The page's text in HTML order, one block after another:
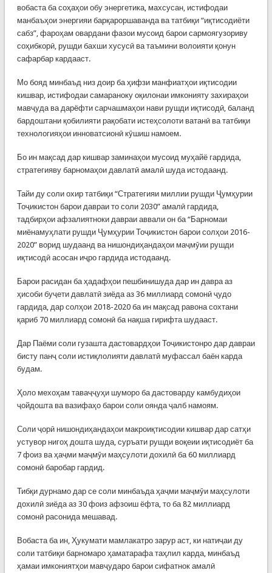
вобаста ба соҳаҳои обу энергетика, махсусан, истифодаи
манбаъҳои энергияи барқароршаванда ва татбиқи “иқтисодиёти
сабз”, фароҳам овардани фазои мусоид барои сармоягузориву
соҳибкорӣ, рушди бахши хусусӣ ва таъмини волоияти қонун
сафарбар кардааст.
Мо бояд минбаъд низ доир ба ҳифзи манфиатҳои иқтисодии
кишвар, истифодаи самараноку оқилонаи имконияту захираҳои
мавҷуда ва дарёфти сарчашмаҳои нави рушди иқтисодӣ, баланд
бардоштани қобилияти рақобати истеҳсолоти ватанӣ ва татбиқи
технологияҳои инноватсионӣ кӯшиш намоем.
Бо ин мақсад дар кишвар заминаҳои мусоид муҳайё гардида,
стратегияву барномаҳои давлатӣ амалӣ шуда истодаанд.
Тайи ду соли охир татбиқи “Стратегияи миллии рушди Ҷумҳурии
Тоҷикистон барои давраи то соли 2030” амалӣ гардида,
тадбирҳои афзалиятноки давраи аввали он ба “Барномаи
миёнамуҳлати рушди Ҷумҳурии Тоҷикистон барои солҳои 2016-
2020” ворид шудаанд ва нишондиҳандаҳои маҷмӯии рушди
иқтисодӣ асосан иҷро гардида истодаанд.
Барои расидан ба ҳадафҳои пешбинишуда дар ин давра аз
ҳисоби буҷети давлатӣ зиёда аз 36 миллиард сомонӣ ҷудо
гардида, дар солҳои 2018-2020 ба ин мақсад равона сохтани
қариб 70 миллиард сомонӣ ба нақша гирифта шудааст.
Дар Паёми соли гузашта дастовардҳои Тоҷикистонро дар давраи
бисту панҷ соли истиқлолияти давлатӣ муфассал баён карда
будам.
Ҳоло мехоҳам таваҷҷуҳи шуморо ба дастоварду камбудиҳои
ҷойдошта ва вазифаҳо барои соли оянда ҷалб намоям.
Соли ҷорӣ нишондиҳандаҳои макроиқтисодии кишвар дар сатҳи
устувор нигоҳ дошта шуда, суръати рушди воқеии иқтисодиёт ба
7 фоиз ва ҳаҷми маҷмӯи маҳсулоти дохилӣ ба 60 миллиард
сомонӣ баробар гардид.
Тибқи дурнамо дар се соли минбаъда ҳаҷми маҷмӯи маҳсулоти
дохилӣ зиёда аз 30 фоиз афзоиш ёфта, то ба 82 миллиард
сомонӣ расонида мешавад.
Вобаста ба ин, Ҳукумати мамлакатро зарур аст, ки натиҷаи ду
соли татбиқи барномаро ҳаматарафа таҳлил карда, минбаъд
ҳамаи имкониятҳои мавҷударо барои сифатнок амалӣ